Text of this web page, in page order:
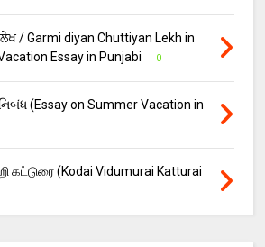
/ Garmi diyan Chuttiyan Lekh in
Essay in Punjabi
0
(Essay on Summer Vacation in
கட்டுரை (Kodai Vidumurai Katturai